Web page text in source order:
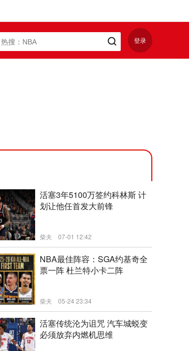
登录
活塞3年5100万签约科林斯 计
划让他任首发大前锋
柴夫 07-01 12:42
NBA最佳阵容：SGA约基奇全
票一阵 杜兰特小卡二阵
柴夫 05-24 23:34
活塞传统沦为诅咒 汽车城蜕变
必须放弃内燃机思维